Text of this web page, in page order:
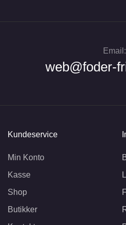
Email:
web@foder-
Kundeservice
Min Konto
Kasse
Shop
Butikker